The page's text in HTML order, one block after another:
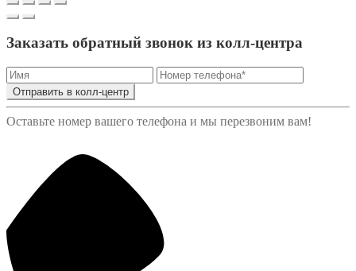
Заказать обратный звонок из колл-центра
Отправить в колл-центр
Оставьте номер вашего телефона и мы перезвоним вам!